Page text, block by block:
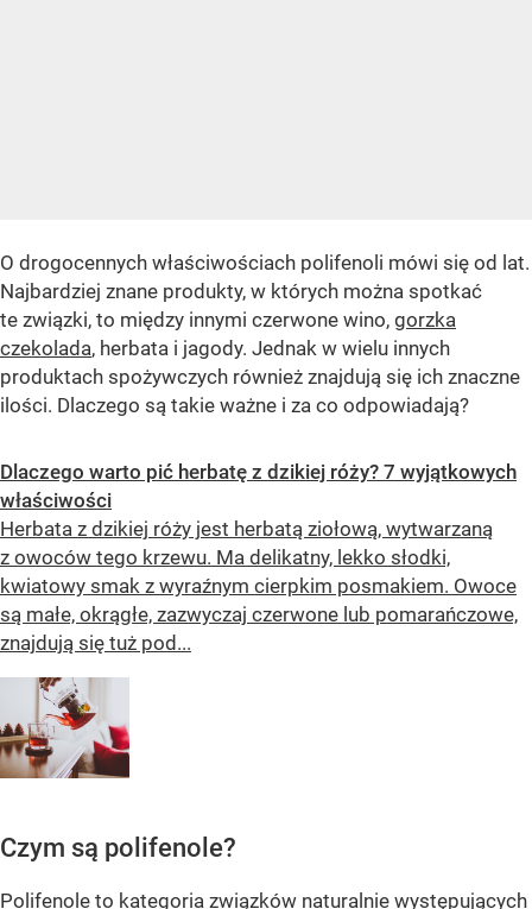
O drogocennych właściwościach polifenoli mówi się od lat.
Najbardziej znane produkty, w których można spotkać
te związki, to między innymi czerwone wino, gorzka
czekolada, herbata i jagody. Jednak w wielu innych
produktach spożywczych również znajdują się ich znaczne
ilości. Dlaczego są takie ważne i za co odpowiadają?
Dlaczego warto pić herbatę z dzikiej róży? 7 wyjątkowych
właściwości
Herbata z dzikiej róży jest herbatą ziołową, wytwarzaną
z owoców tego krzewu. Ma delikatny, lekko słodki,
kwiatowy smak z wyraźnym cierpkim posmakiem. Owoce
są małe, okrągłe, zazwyczaj czerwone lub pomarańczowe,
znajdują się tuż pod...
Czym są polifenole?
Polifenole to kategoria związków naturalnie występujących